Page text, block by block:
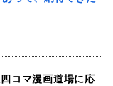
コマ漫画道場に応